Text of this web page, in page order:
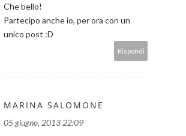
Che bello!
Partecipo anche io, per ora con un
unico post :D
Rispondi
MARINA SALOMONE
05 giugno, 2013 22:09